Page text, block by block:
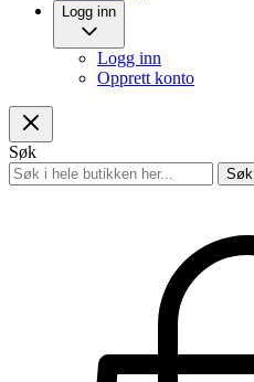
Logg inn
Logg inn
Opprett konto
Søk
Søk